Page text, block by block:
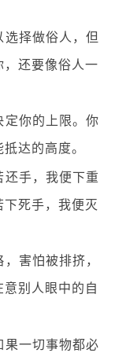
择做俗人，但
还要像俗人一
你的上限。你
达的高度。
手，我便下重
死手，我便灭
害怕被排挤，
别人眼中的自
一切事物都必